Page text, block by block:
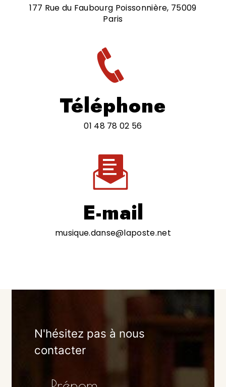
177 Rue du Faubourg Poissonnière, 75009
Paris
Téléphone
01 48 78 02 56
E-mail
musique.danse@laposte.net
N'hésitez pas à nous
contacter